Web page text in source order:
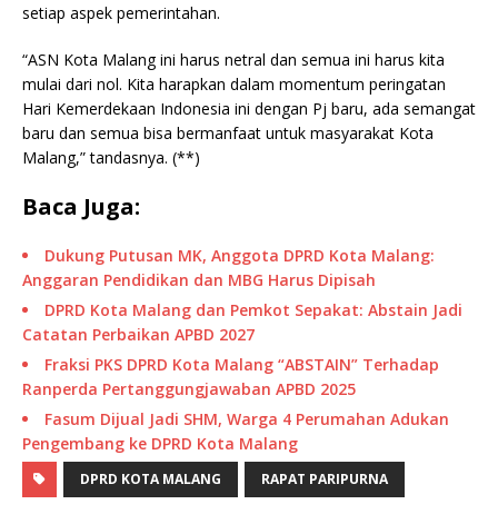
setiap aspek pemerintahan.
“ASN Kota Malang ini harus netral dan semua ini harus kita
mulai dari nol. Kita harapkan dalam momentum peringatan
Hari Kemerdekaan Indonesia ini dengan Pj baru, ada semangat
baru dan semua bisa bermanfaat untuk masyarakat Kota
Malang,” tandasnya. (**)
Baca Juga:
Dukung Putusan MK, Anggota DPRD Kota Malang:
Anggaran Pendidikan dan MBG Harus Dipisah
DPRD Kota Malang dan Pemkot Sepakat: Abstain Jadi
Catatan Perbaikan APBD 2027
Fraksi PKS DPRD Kota Malang “ABSTAIN” Terhadap
Ranperda Pertanggungjawaban APBD 2025
Fasum Dijual Jadi SHM, Warga 4 Perumahan Adukan
Pengembang ke DPRD Kota Malang
DPRD KOTA MALANG RAPAT PARIPURNA